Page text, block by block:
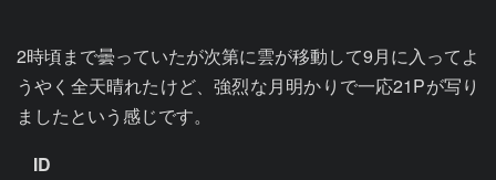
2時頃まで曇っていたが次第に雲が移動して9月に入ってよ
うやく全天晴れたけど、強烈な月明かりで一応21Pが写り
ましたという感じです。
ID